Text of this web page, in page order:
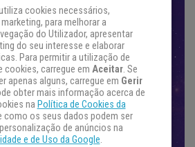
cookies necessários,
para melhorar a
do Utilizador, apresentar
do seu interesse e elaborar
Para permitir a utilização de
carregue em Aceitar. Se
apenas alguns, carregue em Gerir
obter mais informação acerca de
na Política de Cookies da
como os seus dados podem ser
de anúncios na
e de Uso da Google.